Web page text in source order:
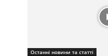
Останні новини та статті